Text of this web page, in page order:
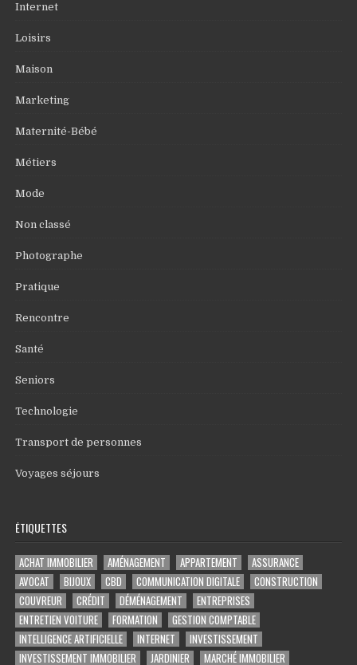
Internet
Loisirs
Maison
Marketing
Maternité-Bébé
Métiers
Mode
Non classé
Photographe
Pratique
Rencontre
Santé
Seniors
Technologie
Transport de personnes
Voyages séjours
ÉTIQUETTES
ACHAT IMMOBILIER AMÉNAGEMENT APPARTEMENT
ASSURANCE
AVOCAT
BIJOUX CBD COMMUNICATION DIGITALE
CONSTRUCTION
COUVREUR
CRÉDIT DÉMÉNAGEMENT
ENTREPRISES
ENTRETIEN VOITURE
FORMATION
GESTION COMPTABLE
INTELLIGENCE ARTIFICIELLE
INTERNET
INVESTISSEMENT
INVESTISSEMENT IMMOBILIER
JARDINIER MARCHÉ IMMOBILIER